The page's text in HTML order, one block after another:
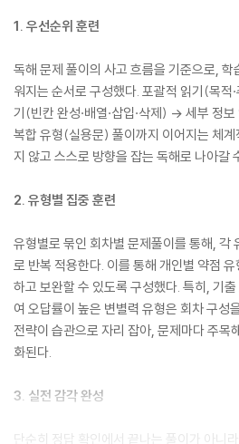
1. 우선순위 훈련
독해 문제 풀이의 사고 흐름을 기준으로, 학
워지는 순서로 구성했다. 포괄적 읽기(목적
기(빈칸 완성·배열·삽입·삭제) → 세부 정
복합 유형(실용문) 풀이까지 이어지는 체
지 않고 스스로 방향을 잡는 독해로 나아갈
2. 유형별 집중 훈련
유형별로 묶인 회차별 문제풀이를 통해, 각
로 반복 적용한다. 이를 통해 개인별 약점
하고 보완할 수 있도록 구성했다. 특히, 기
여 오답률이 높은 변별력 유형은 회차 구성
전략이 습관으로 자리 잡아, 문제마다 주목
화된다.
3. 실전 감각 완성
단순히 정답 확인에서 끝나는 풀이가 아니